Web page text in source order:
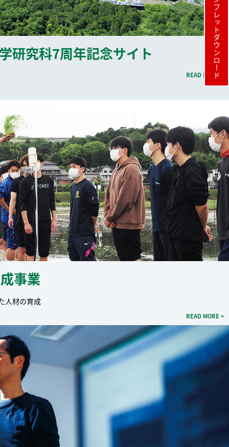
パンフレット
ダウンロード
研究科7周年記念サイト
READ MORE >
事業
人材の育成
READ MORE >